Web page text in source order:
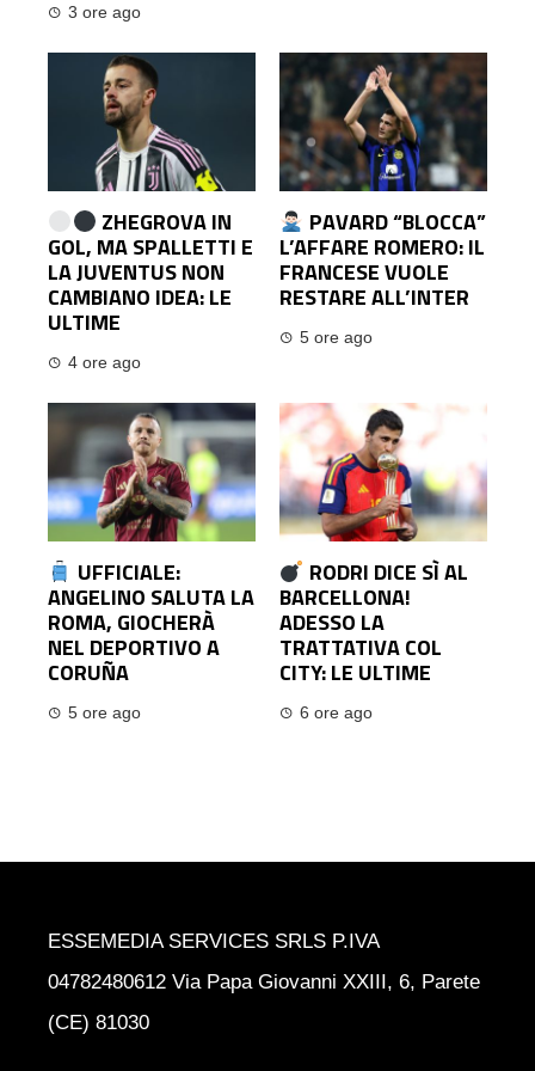
3 ore ago
ZHEGROVA IN
GOL, MA SPALLETTI E
LA JUVENTUS NON
CAMBIANO IDEA: LE
ULTIME
4 ore ago
PAVARD “BLOCCA”
L’AFFARE ROMERO: IL
FRANCESE VUOLE
RESTARE ALL’INTER
5 ore ago
UFFICIALE:
ANGELINO SALUTA LA
ROMA, GIOCHERÀ
NEL DEPORTIVO A
CORUÑA
5 ore ago
RODRI DICE SÌ AL
BARCELLONA!
ADESSO LA
TRATTATIVA COL
CITY: LE ULTIME
6 ore ago
ESSEMEDIA SERVICES SRLS P.IVA
04782480612 Via Papa Giovanni XXIII, 6, Parete
(CE) 81030